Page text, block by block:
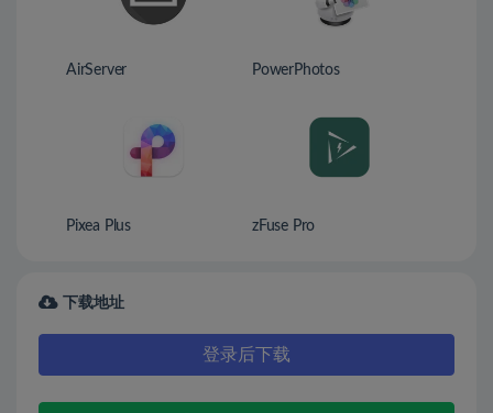
AirServer PowerPhotos
Pixea Plus zFuse Pro
下载地址
登录后下载